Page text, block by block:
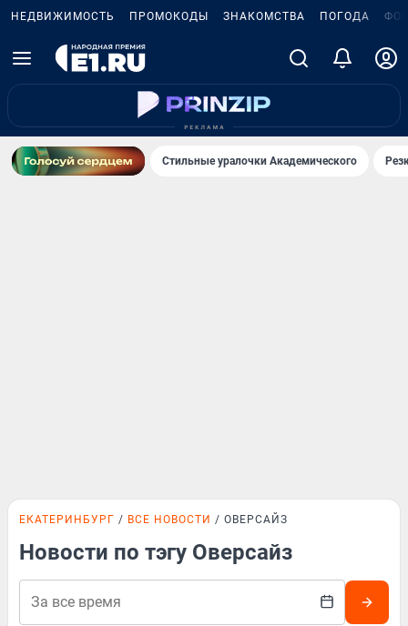
НЕДВИЖИМОСТЬ ПРОМОКОДЫ ЗНАКОМСТВА ПОГОДА
Стильные уралочки Академического
ЕКАТЕРИНБУРГ ВСЕ НОВОСТИ ОВЕРСАЙЗ
Новости по тэгу Оверсайз